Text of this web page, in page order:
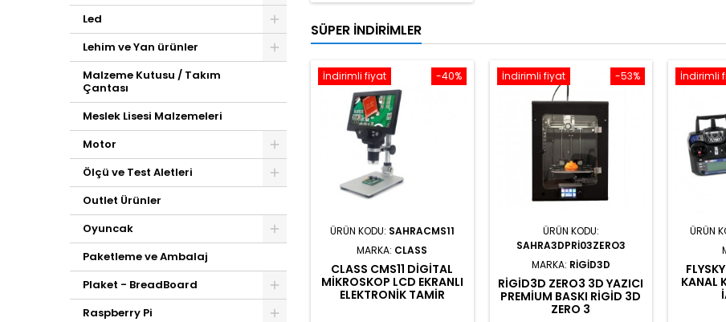
Led
Lehim ve Yan ürünler
Malzeme Kutusu / Takım
Çantası
Meslek Lisesi Malzemeleri
Motor
Ölçü ve Test Aletleri
Outlet Ürünler
Oyuncak
Paketleme ve Ambalaj
Plaket - BreadBoard
Raspberry Pi
SÜPER İNDIRIMLER
-40%
İndirimli fiyat
ÜRÜN KODU: SAHRACMS11
MARKA: CLASS
CLASS CMS11 DIGITAL
MIKROSKOP LCD EKRANLI
ELEKTRONIK TAMIR
-53%
İndirimli fiyat
ÜRÜN KODU:
SAHRA3DPRI03ZERO3
MARKA: RIGID3D
RIGID3D ZERO3 3D YAZICI
PREMIUM BASKI RIGID 3D
ZERO 3
İndirimli
ÜRÜN
KANAL